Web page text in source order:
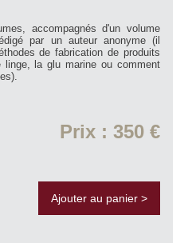
accompagnés d'un volume
par un auteur anonyme (il
de fabrication de produits
linge, la glu marine ou comment
Prix : 350 €
Ajouter au panier >